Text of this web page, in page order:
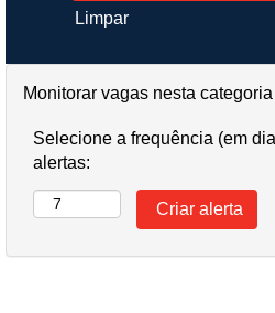
Limpar
Monitorar vagas nesta categoria
Selecione a frequência (em
alertas: